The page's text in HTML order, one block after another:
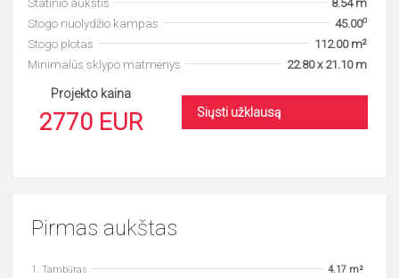
Statinio aukštis
8.54 m
Stogo nuolydžio kampas
45.00o
Stogo plotas
112.00 m²
Minimalūs sklypo matmenys
22.80 x 21.10 m
Projekto kaina
2770 EUR Siųsti užklausą
Pirmas aukštas
1. Tambūras
4.17 m²